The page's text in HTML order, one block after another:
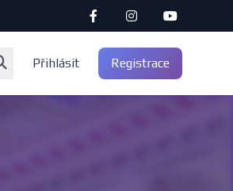
Přihlásit Registrace